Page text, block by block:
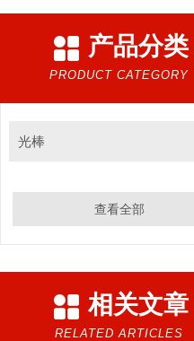
产品分类
PRODUCT CATEGORY
光棒
查看全部
相关文章
RELATED ARTICLES